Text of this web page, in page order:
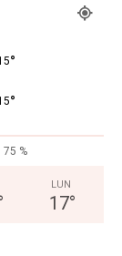
°
°
75 %
LUN
17°